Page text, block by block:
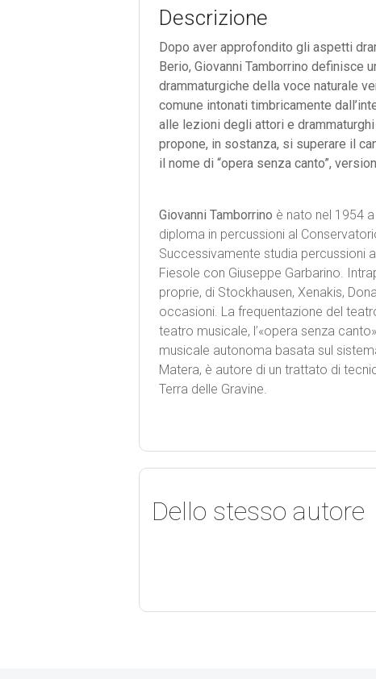
Descrizione
Dopo aver approfondito gli aspetti
Berio, Giovanni Tamborrino definisce
drammaturgiche della voce naturale
comune intonati timbricamente
alle lezioni degli attori e
propone, in sostanza, si superare il
il nome di “opera senza canto”,
Giovanni Tamborrino è nato nel 1954
diploma in percussioni al
Successivamente studia percussioni
Fiesole con Giuseppe Garbarino.
proprie, di Stockhausen, Xenakis,
occasioni. La frequentazione del
teatro musicale, l’«opera senza
musicale autonoma basata sul
Matera, è autore di un trattato di
Terra delle Gravine.
Dello stesso autore